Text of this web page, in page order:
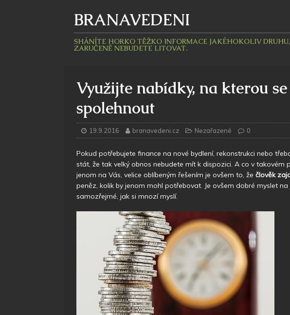
BRANAVEDENI
SHÁNÍTE HORKO TĚŽKO INFORMACE JAKÉHOKOLIV DRUHU,
ZARUČENĚ NEBUDETE LITOVAT.
Využijte nabídky, na kterou
spolehnout
19.9.2016 branavedeni.cz Nezařazené 0
Pokud potřebujete finance na nové bydlení, rekonstrukci nebo
stát, že tak velký obnos nebudete mít k dispozici. A co v takovém
jenom na Vás, velice oblíbeným řešením je ovšem to, že člověk
peněz, kolik by jenom mohl potřebovat. Je ovšem dobré myslet
samozřejmé, jak si mnozí myslí.